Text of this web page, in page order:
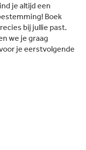
je altijd een
Boek
bij jullie past.
we je graag
je eerstvolgende